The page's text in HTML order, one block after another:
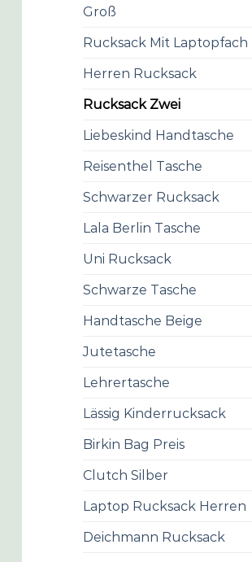
Groß
Rucksack Mit Laptopfach
Herren Rucksack
Rucksack Zwei
Liebeskind Handtasche
Reisenthel Tasche
Schwarzer Rucksack
Lala Berlin Tasche
Uni Rucksack
Schwarze Tasche
Handtasche Beige
Jutetasche
Lehrertasche
Lässig Kinderrucksack
Birkin Bag Preis
Clutch Silber
Laptop Rucksack Herren
Deichmann Rucksack